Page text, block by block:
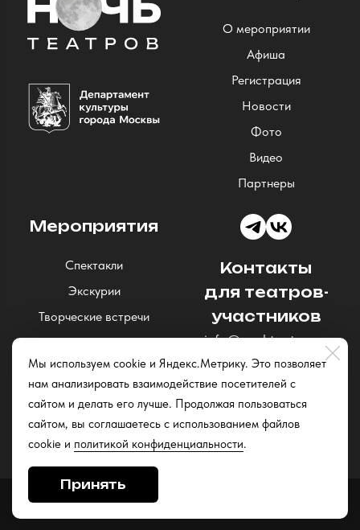
Мы используем cookie и Яндекс.Метрику. Это позволяет
нам анализировать взаимодействие посетителей с
сайтом и делать его лучше. Продолжая пользоваться
сайтом, вы соглашаетесь с использованием файлов
cookie и политикой конфиденциальности.
Принять
О мероприятии
Афиша
Регистрация
Новости
Фото
Видео
Партнеры
Мероприятия
Спектакли
Экскурии
Творческие встречи
Концерты
Читки и открытые
репетиции
Контакты
для театров-
участников
info@nochteatrov.ru
Сайт разработан в